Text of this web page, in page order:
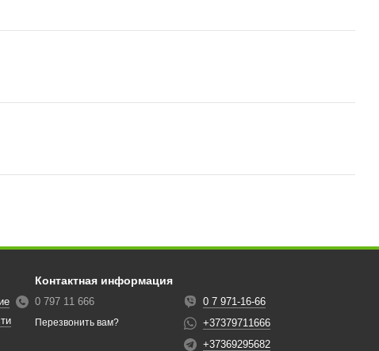
Контактная информация
0 797 11 666
Перезвонить вам?
0 7 971-16-66
+37379711666
+37369295682